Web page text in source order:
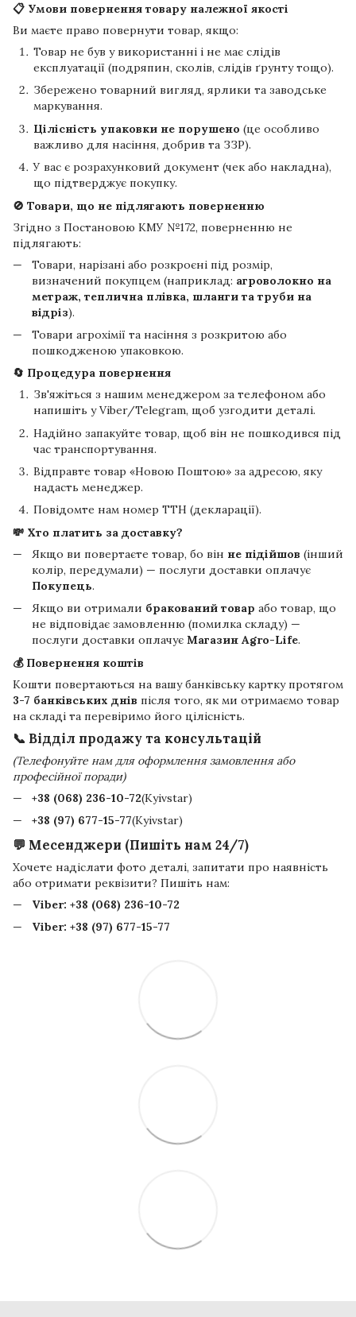
📋 Умови повернення товару належної якості
Ви маєте право повернути товар, якщо:
Товар не був у використанні і не має слідів
експлуатації (подряпин, сколів, слідів ґрунту тощо).
Збережено товарний вигляд, ярлики та заводське
маркування.
Цілісність упаковки не порушено (це особливо
важливо для насіння, добрив та ЗЗР).
У вас є розрахунковий документ (чек або накладна),
що підтверджує покупку.
🚫 Товари, що не підлягають поверненню
Згідно з Постановою КМУ №172, поверненню не
підлягають:
Товари, нарізані або розкроєні під розмір,
визначений покупцем (наприклад: агроволокно на
метраж, теплична плівка, шланги та труби на
відріз).
Товари агрохімії та насіння з розкритою або
пошкодженою упаковкою.
🔄 Процедура повернення
Зв'яжіться з нашим менеджером за телефоном або
напишіть у Viber/Telegram, щоб узгодити деталі.
Надійно запакуйте товар, щоб він не пошкодився під
час транспортування.
Відправте товар «Новою Поштою» за адресою, яку
надасть менеджер.
Повідомте нам номер ТТН (декларації).
💸 Хто платить за доставку?
Якщо ви повертаєте товар, бо він не підійшов (інший
колір, передумали) — послуги доставки оплачує
Покупець.
Якщо ви отримали бракований товар або товар, що
не відповідає замовленню (помилка складу) —
послуги доставки оплачує Магазин Agro-Life.
💰 Повернення коштів
Кошти повертаються на вашу банківську картку протягом
3-7 банківських днів після того, як ми отримаємо товар
на складі та перевіримо його цілісність.
📞 Відділ продажу та консультацій
(Телефонуйте нам для оформлення замовлення або
професійної поради)
+38 (068) 236-10-72(Kyivstar)
+38 (97) 677-15-77(Kyivstar)
💬 Месенджери (Пишіть нам 24/7)
Хочете надіслати фото деталі, запитати про наявність
або отримати реквізити? Пишіть нам:
Viber: +38 (068) 236-10-72
Viber: +38 (97) 677-15-77